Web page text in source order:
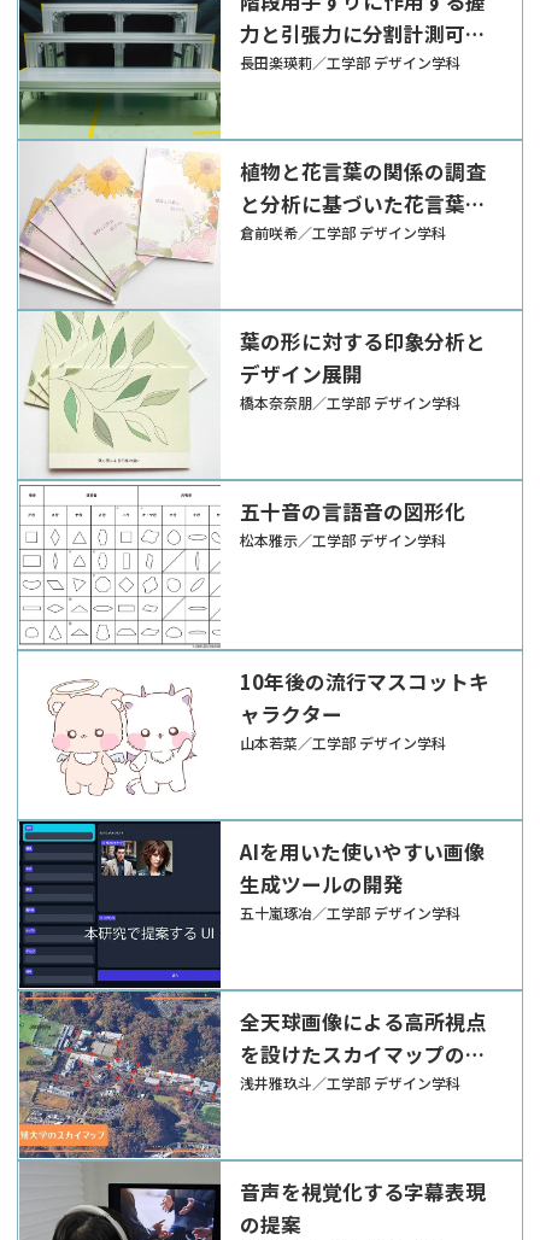
力と引張力に分割計測可能
なアルゴリズムの開発
長田楽瑛莉／工学部 デザイン学科
植物と花言葉の関係の調査
と分析に基づいた花言葉の
可視化
倉前咲希／工学部 デザイン学科
葉の形に対する印象分析と
デザイン展開
橋本奈奈朋／工学部 デザイン学科
五十音の言語音の図形化
松本雅示／工学部 デザイン学科
10年後の流行マスコットキ
ャラクター
山本若菜／工学部 デザイン学科
AIを用いた使いやすい画像
生成ツールの開発
五十嵐琢冶／工学部 デザイン学科
全天球画像による高所視点
を設けたスカイマップの提
案
浅井雅玖斗／工学部 デザイン学科
音声を視覚化する字幕表現
の提案